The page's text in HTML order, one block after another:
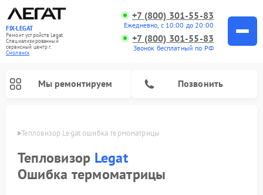
FIX-LEGAT
Ремонт устройств Legat
Специализированный
cервисный центр г.
Смоленск
+7 (800) 301-55-83
Ежедневно, с 10:00 до 20:00
+7 (800) 301-55-83
Звонок бесплатный по РФ
Мы ремонтируем Позвонить
Тепловизор Legat ошибка термоматрицы
Тепловизор Legat
Ошибка термоматрицы